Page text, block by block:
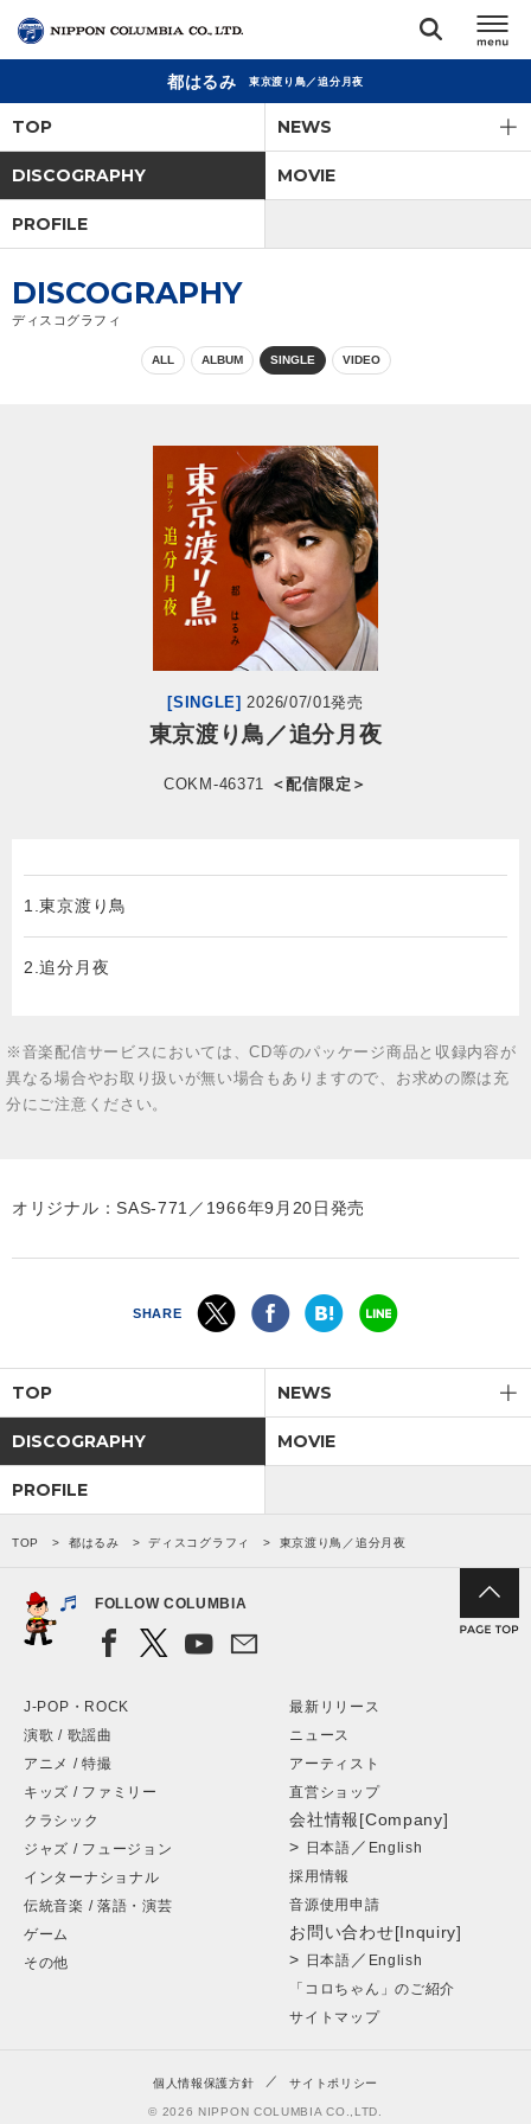
閉じる
アーティスト
ジャンル
閉じる
都はるみ 東京渡り鳥／追分月夜
TOP NEWS
DISCOGRAPHY MOVIE
PROFILE
DISCOGRAPHY
ディスコグラフィ
ALL ALBUM SINGLE VIDEO
[SINGLE] 2026/07/01発売
東京渡り鳥／追分月夜
COKM-46371 ＜配信限定＞
1.東京渡り鳥
2.追分月夜
※音楽配信サービスにおいては、CD等のパッケージ商品と収録内容が
異なる場合やお取り扱いが無い場合もありますので、お求めの際は充
分にご注意ください。
オリジナル：SAS-771／1966年9月20日発売
SHARE
TOP NEWS
DISCOGRAPHY MOVIE
PROFILE
TOP 都はるみ ディスコグラフィ 東京渡り鳥／追分月夜
FOLLOW COLUMBIA
J-POP・ROCK
演歌 / 歌謡曲
アニメ / 特撮
キッズ / ファミリー
クラシック
ジャズ / フュージョン
インターナショナル
伝統音楽 / 落語・演芸
ゲーム
その他
最新リリース
ニュース
アーティスト
直営ショップ
会社情報[Company]
> 日本語 ／ English
採用情報
音源使用申請
お問い合わせ[Inquiry]
> 日本語 ／ English
「コロちゃん」のご紹介
サイトマップ
個人情報保護方針 サイトポリシー
© 2026 NIPPON COLUMBIA CO.,LTD.